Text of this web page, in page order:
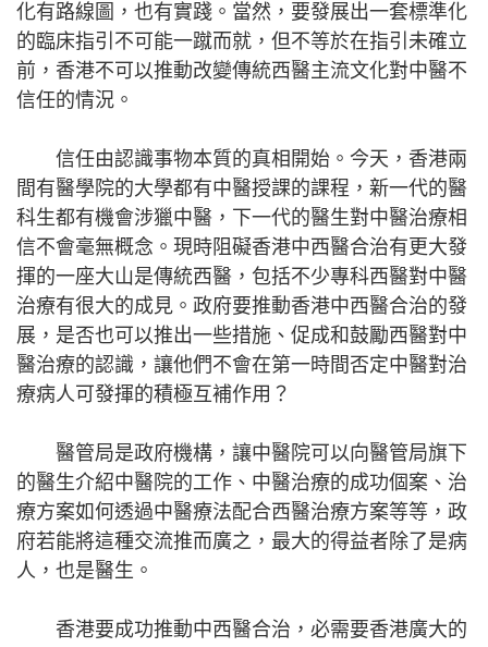
化有路線圖，也有實踐。當然，要發展出一套標準化
的臨床指引不可能一蹴而就，但不等於在指引未確立
前，香港不可以推動改變傳統西醫主流文化對中醫不
信任的情況。
信任由認識事物本質的真相開始。今天，香港兩
間有醫學院的大學都有中醫授課的課程，新一代的醫
科生都有機會涉獵中醫，下一代的醫生對中醫治療相
信不會毫無概念。現時阻礙香港中西醫合治有更大發
揮的一座大山是傳統西醫，包括不少專科西醫對中醫
治療有很大的成見。政府要推動香港中西醫合治的發
展，是否也可以推出一些措施、促成和鼓勵西醫對中
醫治療的認識，讓他們不會在第一時間否定中醫對治
療病人可發揮的積極互補作用？
醫管局是政府機構，讓中醫院可以向醫管局旗下
的醫生介紹中醫院的工作、中醫治療的成功個案、治
療方案如何透過中醫療法配合西醫治療方案等等，政
府若能將這種交流推而廣之，最大的得益者除了是病
人，也是醫生。
香港要成功推動中西醫合治，必需要香港廣大的